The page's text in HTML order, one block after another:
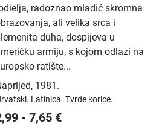
radoznao mladić skromna
ali velika srca i
duha, dospijeva u
armiju, s kojom odlazi na
ratište...
, 1981.
Latinica.Tvrde korice.
-7,65 €